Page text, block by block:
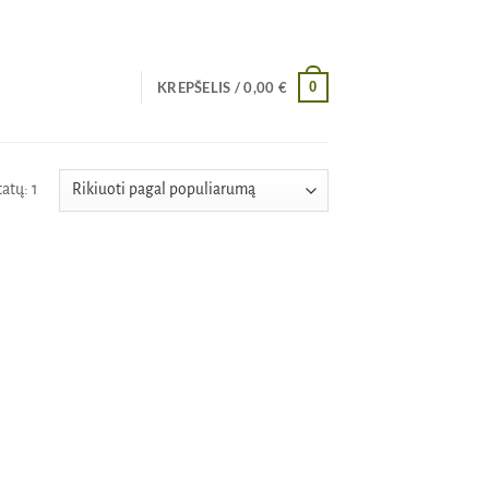
KREPŠELIS /0,00 € 0
1